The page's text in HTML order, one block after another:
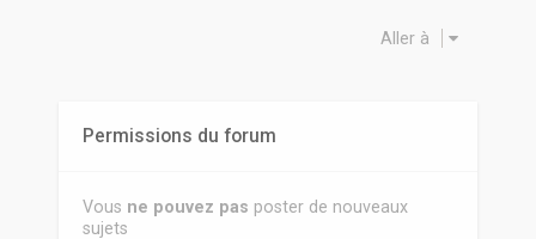
Aller à
Permissions du forum
Vous ne pouvez pas poster de nouveaux
sujets